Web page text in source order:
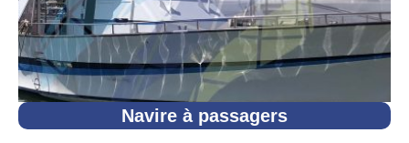
Navire à passagers